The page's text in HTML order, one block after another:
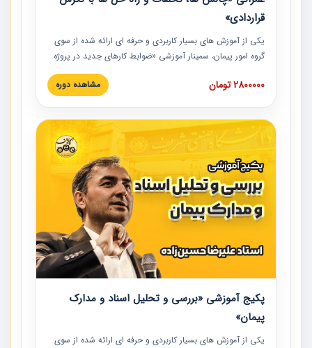
قراردادی»
یکی از آموزش‏‏‏‏‏‏ های بسیار کاربردی و حرفه‏ ای ارائه شده از سوی
گروه امور پیمان، سمینار آموزشی «ضوابط کارهای جدید در پروژه
های عمرانی» چالش ها، تخلفات و راه حل ها با نگرش قراردادی
است که در محل سندیکای شرکت های ساختمانی کشور ارائه شد.
مدارک پیمان به همراه تجربیات عملی ارائه شده است.
2800000 تومان مشاهده دوره
پکیج آموزشی «بررسی و تحلیل اسناد و مدارک
پیمان»
یکی از آموزش‏‏‏‏‏‏ های بسیار کاربردی و حرفه‏ ای ارائه شده از سوی